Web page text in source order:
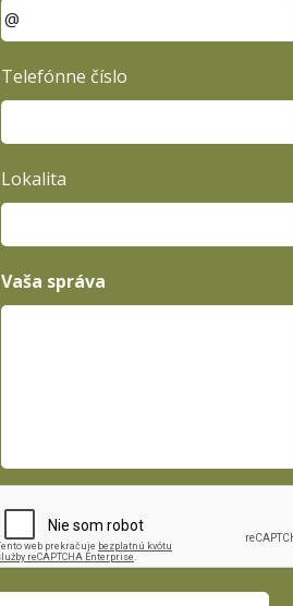
Telefónne číslo
Lokalita
Vaša správa